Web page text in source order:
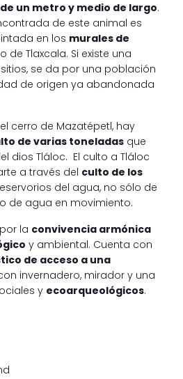
un metro y medio de largo.
de este animal es
en los murales de
de Tlaxcala. Si existe una
se da por una población
de origen ya abandonada
cerro de Mazatépetl, hay
de varias toneladas que
dios Tláloc. El culto a Tláloc
a través del culto de los
del agua, no sólo de
de agua en movimiento.
la convivencia armónica
y ambiental. Cuenta con
de acceso a una
invernadero, mirador y una
y ecoarqueológicos.